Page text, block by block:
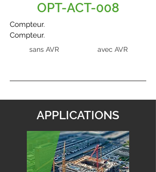
OPT-ACT-008
Compteur.
Compteur.
sans AVR avec AVR
APPLICATIONS